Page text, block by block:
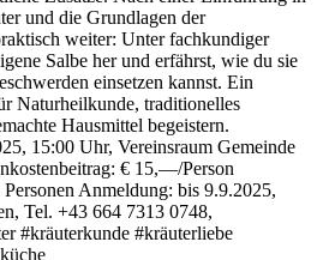
und die Grundlagen der
weiter: Unter fachkundiger
Salbe her und erfährst, wie du sie
einsetzen kannst. Ein
Naturheilkunde, traditionelles
Hausmittel begeistern.
15:00 Uhr, Vereinsraum Gemeinde
€ 15,—/Person
Anmeldung: bis 9.9.2025,
Tel. +43 664 7313 0748,
#kräuterkunde #kräuterliebe